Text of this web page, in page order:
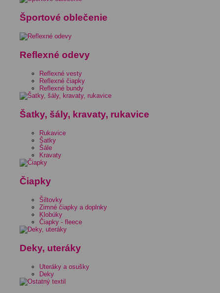
Športové oblečenie
Reflexné odevy
Reflexné vesty
Reflexné čiapky
Reflexné bundy
Šatky, šály, kravaty, rukavice
Rukavice
Šatky
Šále
Kravaty
Čiapky
Šiltovky
Zimné čiapky a doplnky
Klobúky
Čiapky - fleece
Deky, uteráky
Uteráky a osušky
Deky